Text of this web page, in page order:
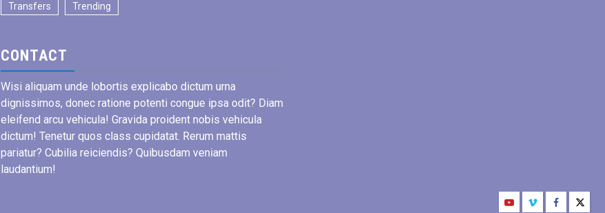
Transfers Trending
CONTACT
Wisi aliquam unde lobortis explicabo dictum urna
dignissimos, donec ratione potenti congue ipsa odit? Diam
eleifend arcu vehicula! Gravida proident nobis vehicula
dictum! Tenetur quos class cupidatat. Rerum mattis
pariatur? Cubilia reiciendis? Quibusdam veniam
laudantium!